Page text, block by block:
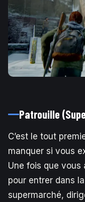
Patrouille
C’est le tout
manquer si vous
Une fois que
pour entrer dans
supermarché,